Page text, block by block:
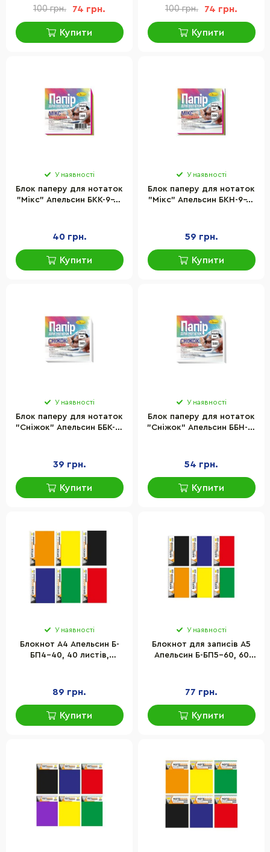
100 грн. 74 грн.
Купити
100 грн. 74 грн.
Купити
У наявності
Блок паперу для нотаток
"Мікс" Апельсин БКК-9-9,
40 грн.
Купити
У наявності
Блок паперу для нотаток
"Мікс" Апельсин БКН-9-9,
59 грн.
Купити
У наявності
Блок паперу для нотаток
"Сніжок" Апельсин ББК-9-
39 грн.
Купити
У наявності
Блок паперу для нотаток
"Сніжок" Апельсин ББН-9-
54 грн.
Купити
У наявності
Блокнот А4 Апельсин Б-
БП4-40, 40 листів,
89 грн.
Купити
У наявності
Блокнот для записів А5
Апельсин Б-БП5-60, 60
77 грн.
Купити